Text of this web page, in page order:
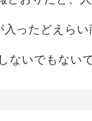
入ったどえら
ないでもない